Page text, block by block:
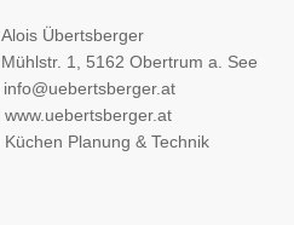
Alois Übertsberger
Mühlstr. 1, 5162 Obertrum a. See
info@uebertsberger.at
www.uebertsberger.at
Küchen Planung & Technik